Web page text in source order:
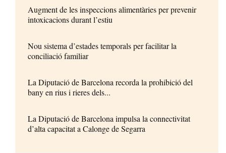
Augment de les inspeccions alimentàries per prevenir
intoxicacions durant l’estiu
Nou sistema d’estades temporals per facilitar la
conciliació familiar
La Diputació de Barcelona recorda la prohibició del
bany en rius i rieres dels...
La Diputació de Barcelona impulsa la connectivitat
d’alta capacitat a Calonge de Segarra